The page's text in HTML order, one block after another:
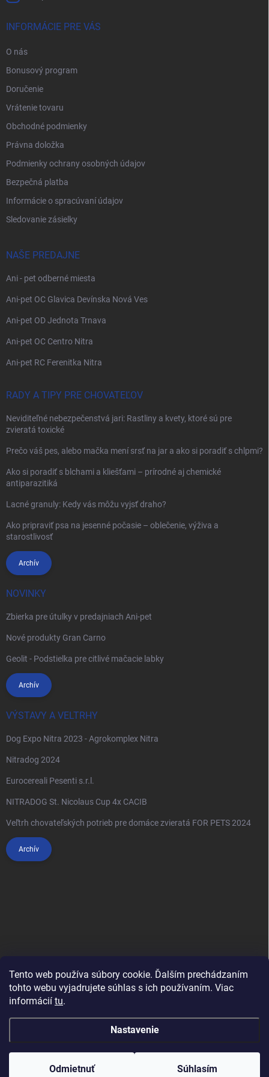
Tento web používa súbory cookie. Ďalším prechádzaním
tohto webu vyjadrujete súhlas s ich používaním. Viac
informácií tu.
Nastavenie
Odmietnuť Súhlasím
INFORMÁCIE PRE VÁS
O nás
Bonusový program
Doručenie
Vrátenie tovaru
Obchodné podmienky
Právna doložka
Podmienky ochrany osobných údajov
Bezpečná platba
Informácie o spracúvaní údajov
Sledovanie zásielky
NAŠE PREDAJNE
Ani - pet odberné miesta
Ani-pet OC Glavica Devínska Nová Ves
Ani-pet OD Jednota Trnava
Ani-pet OC Centro Nitra
Ani-pet RC Ferenitka Nitra
RADY A TIPY PRE CHOVATEĽOV
Neviditeľné nebezpečenstvá jari: Rastliny a kvety, ktoré sú pre
zvieratá toxické
Prečo váš pes, alebo mačka mení srsť na jar a ako si poradiť s chlpmi?
Ako si poradiť s blchami a kliešťami – prírodné aj chemické
antiparazitiká
Lacné granuly: Kedy vás môžu vyjsť draho?
Ako pripraviť psa na jesenné počasie – oblečenie, výživa a
starostlivosť
Archív
NOVINKY
Zbierka pre útulky v predajniach Ani-pet
Nové produkty Gran Carno
Geolit - Podstielka pre citlivé mačacie labky
Archív
VÝSTAVY A VELTRHY
Dog Expo Nitra 2023 - Agrokomplex Nitra
Nitradog 2024
Eurocereali Pesenti s.r.l.
NITRADOG St. Nicolaus Cup 4x CACIB
Veľtrh chovateľských potrieb pre domáce zvieratá FOR PETS 2024
Archív
Copyright 2026Anipet.sk. Všetky práva vyhradené.Upraviť nastavenie